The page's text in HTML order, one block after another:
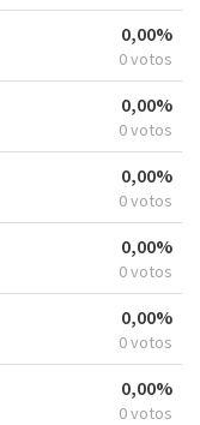
0,00%
0 votos
0,00%
0 votos
0,00%
0 votos
0,00%
0 votos
0,00%
0 votos
0,00%
0 votos